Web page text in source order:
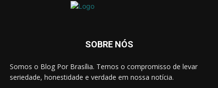
christian
louboutin
SOBRE NÓS
Somos o Blog Por Brasília. Temos o compromisso de levar
seriedade, honestidade e verdade em nossa notícia.